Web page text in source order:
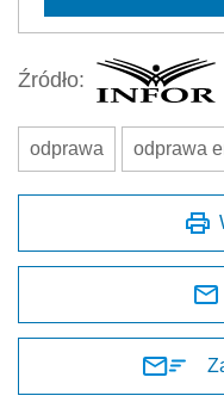
Źródło:
odprawa odprawa